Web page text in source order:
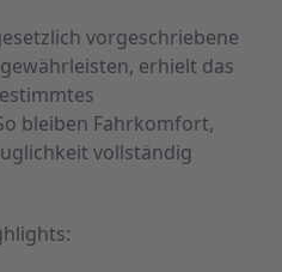
vorgeschriebene
erhielt das
bleiben Fahrkomfort,
vollständig